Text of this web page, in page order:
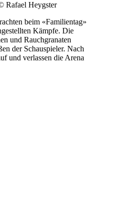
Rafael Heygster
beim «Familientag»
Kämpfe. Die
und Rauchgranaten
der Schauspieler. Nach
und verlassen die Arena